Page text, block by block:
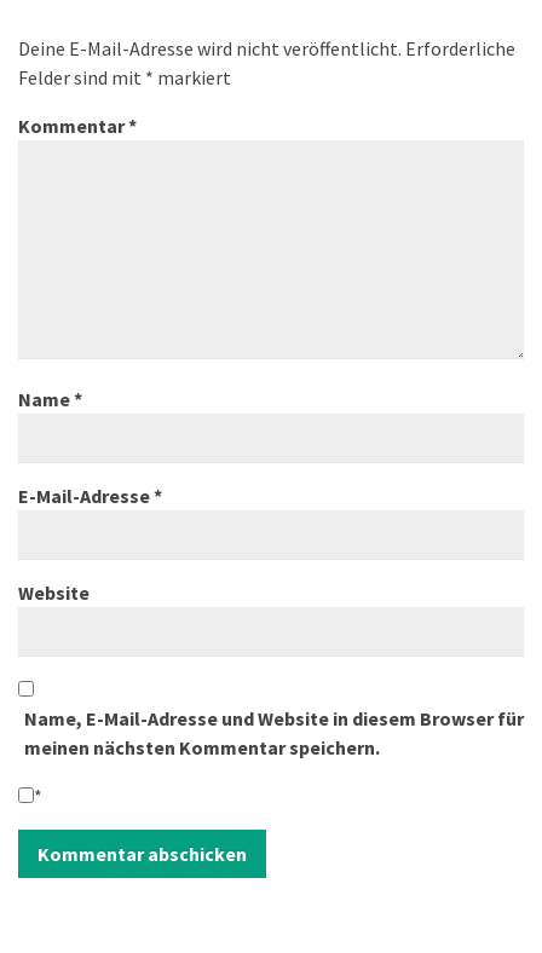
Deine E-Mail-Adresse wird nicht veröffentlicht. Erforderliche
Felder sind mit * markiert
Kommentar*
Name*
E-Mail-Adresse*
Website
Name, E-Mail-Adresse und Website in diesem Browser für
meinen nächsten Kommentar speichern.
*